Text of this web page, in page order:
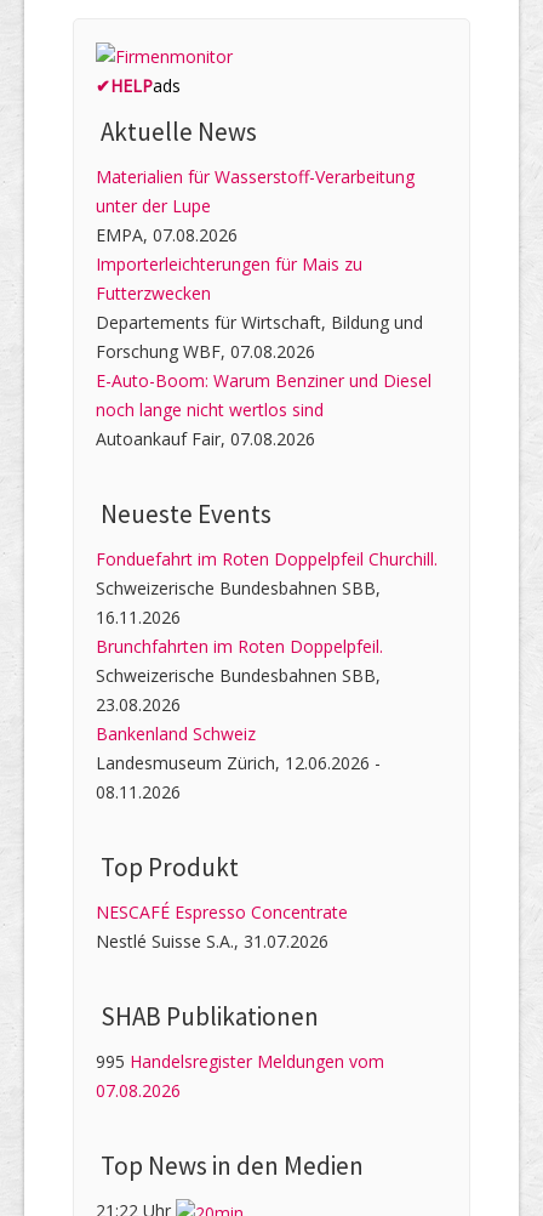
✔HELPads
Aktuelle News
Materialien für Wasserstoff-Verarbeitung
unter der Lupe
EMPA, 07.08.2026
Importerleichterungen für Mais zu
Futterzwecken
Departements für Wirtschaft, Bildung und
Forschung WBF, 07.08.2026
E-Auto-Boom: Warum Benziner und Diesel
noch lange nicht wertlos sind
Autoankauf Fair, 07.08.2026
Neueste Events
Fonduefahrt im Roten Doppelpfeil Churchill.
Schweizerische Bundesbahnen SBB,
16.11.2026
Brunchfahrten im Roten Doppelpfeil.
Schweizerische Bundesbahnen SBB,
23.08.2026
Bankenland Schweiz
Landesmuseum Zürich, 12.06.2026 -
08.11.2026
Top Produkt
NESCAFÉ Espresso Concentrate
Nestlé Suisse S.A., 31.07.2026
SHAB Publi­kati­onen
995 Handelsregister Meldungen vom
07.08.2026
Top News in den Medien
21:22 Uhr